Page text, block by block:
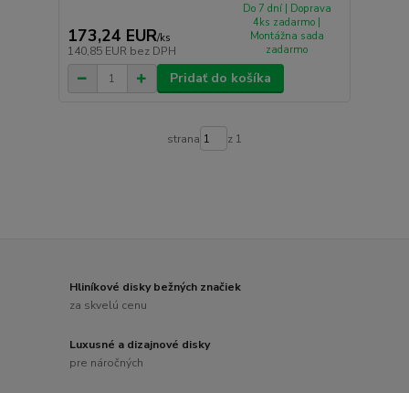
173,24 EUR/ks
140,85 EUR bez DPH
Do 7 dní | Doprava
4ks zadarmo |
Montážna sada
zadarmo
Pridať do košíka
strana z 1
Hliníkové disky bežných značiek
za skvelú cenu
Luxusné a dizajnové disky
pre náročných